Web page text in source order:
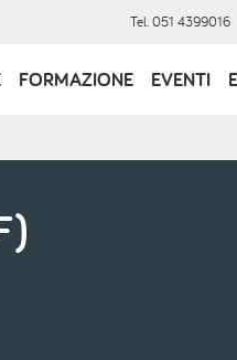
Tel. 051 4399016
FORMAZIONE EVENTI